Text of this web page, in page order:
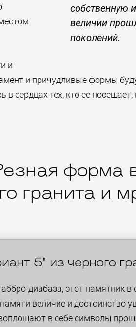
собственную
величии
поколений.
и
и причудливые формы
в сердцах тех, кто ее посещает,
форма
гранита и
5" из черного
диабаза, этот памятник
величие и достоинство
в себе символы